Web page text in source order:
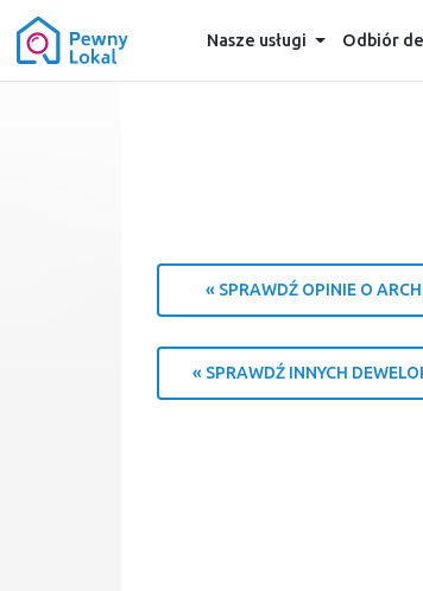
Nasze usługi Odbiór
« SPRAWDŹ OPINIE O
« SPRAWDŹ INNYCH